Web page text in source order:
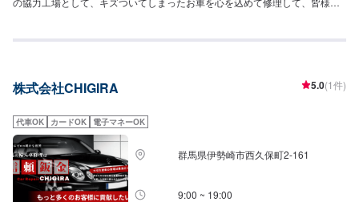
車保険」などにも対応可能です。これからも丁寧で確実な修理を行うことを
株式会社CHIGIRA 5.0(1件)
代車OK カードOK 電子マネーOK
群馬県伊勢崎市西久保町2-161
9:00 ~ 19:00